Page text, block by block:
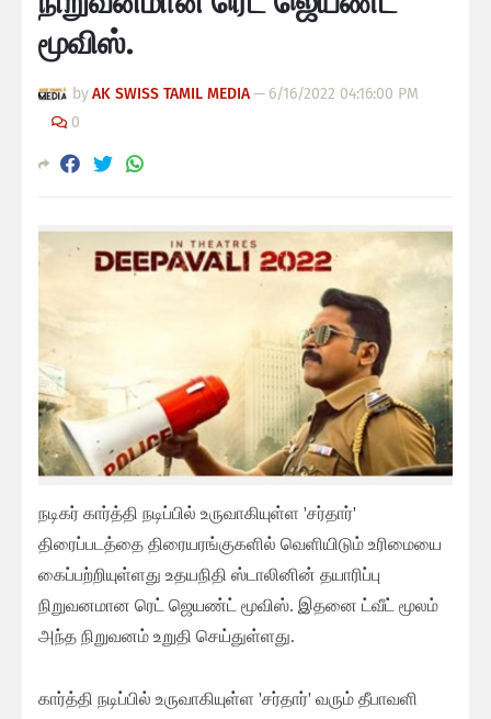
மூவிஸ்.
byAK SWISS TAMIL MEDIA— 6/16/2022 04:16:00 PM
0
நடிகர் கார்த்தி நடிப்பில் உருவாகியுள்ள 'சர்தார்'
திரைப்படத்தை திரையரங்குகளில் வெளியிடும் உரிமையை
கைப்பற்றியுள்ளது உதயநிதி ஸ்டாலினின் தயாரிப்பு
நிறுவனமான ரெட் ஜெயண்ட் மூவிஸ். இதனை ட்வீட் மூலம்
அந்த நிறுவனம் உறுதி செய்துள்ளது.
கார்த்தி நடிப்பில் உருவாகியுள்ள 'சர்தார்' வரும் தீபாவளி